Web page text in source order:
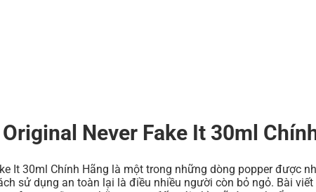
Never Fake It 30ml
It 30ml Chính Hãng là một trong những dòng popper
sử dụng an toàn lại là điều nhiều người còn bỏ ngỏ. Bài viết